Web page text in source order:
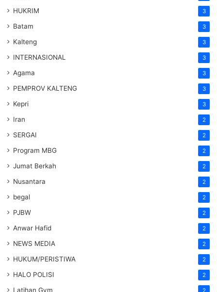
HUKRIM 3
Batam 3
Kalteng 3
INTERNASIONAL 3
Agama 3
PEMPROV KALTENG 3
Kepri 3
Iran 2
SERGAI 2
Program MBG 2
Jumat Berkah 2
Nusantara 2
begal 2
PJBW 2
Anwar Hafid 2
NEWS MEDIA 2
HUKUM/PERISTIWA 2
HALO POLISI 2
Latihan Gym 2